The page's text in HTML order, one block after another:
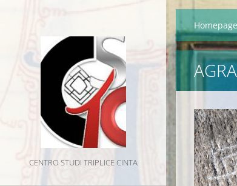
CENTRO STUDI TRIPLICE CINTA
Homepage